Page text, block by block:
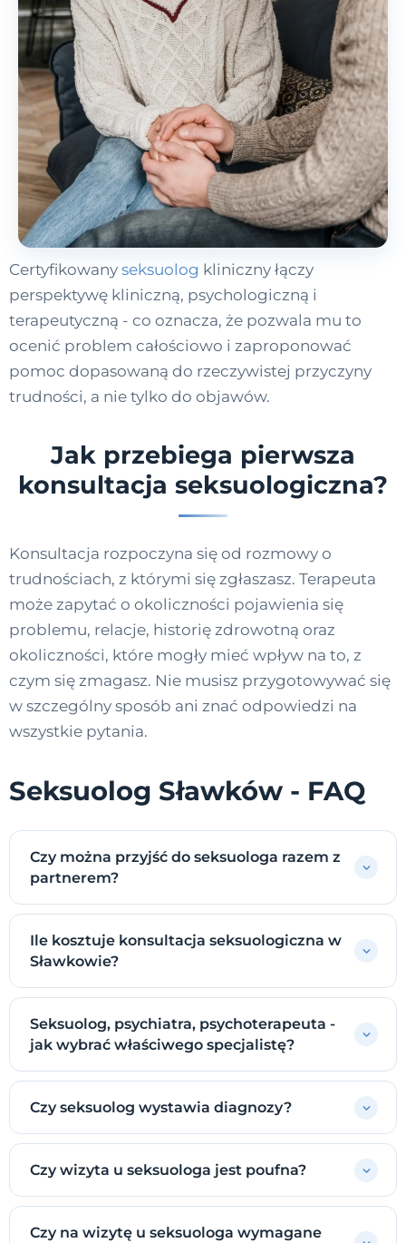
Certyfikowany seksuolog kliniczny łączy
perspektywę kliniczną, psychologiczną i
terapeutyczną - co oznacza, że pozwala mu to
ocenić problem całościowo i zaproponować
pomoc dopasowaną do rzeczywistej przyczyny
trudności, a nie tylko do objawów.
Jak przebiega pierwsza
konsultacja seksuologiczna?
Konsultacja rozpoczyna się od rozmowy o
trudnościach, z którymi się zgłaszasz. Terapeuta
może zapytać o okoliczności pojawienia się
problemu, relacje, historię zdrowotną oraz
okoliczności, które mogły mieć wpływ na to, z
czym się zmagasz. Nie musisz przygotowywać się
w szczególny sposób ani znać odpowiedzi na
wszystkie pytania.
Seksuolog Sławków - FAQ
Czy można przyjść do seksuologa razem z
partnerem?
Ile kosztuje konsultacja seksuologiczna w
Sławkowie?
Seksuolog, psychiatra, psychoterapeuta -
jak wybrać właściwego specjalistę?
Czy seksuolog wystawia diagnozy?
Czy wizyta u seksuologa jest poufna?
Czy na wizytę u seksuologa wymagane